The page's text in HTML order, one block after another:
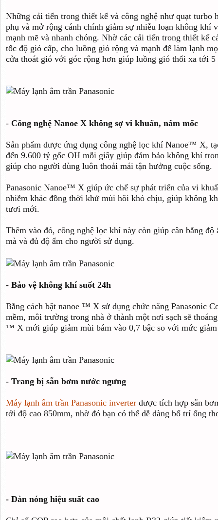
Những cải tiến trong thiết kế và công nghệ như quạt turbo
phụ và mở rộng cánh chính giảm sự nhiễu loạn không khí
mạnh mẽ và nhanh chóng. Nhờ các cải tiến trong thiết kế
tốc độ gió cấp, cho luồng gió rộng và mạnh để làm lạnh
cửa thoát gió với góc rộng hơn giúp luồng gió thổi xa tới 5
-Công nghệ Nanoe X không sợ vi khuẩn, nấm mốc
Sản phẩm được ứng dụng công nghệ lọc khí Nanoe™ X,
đến 9.600 tỷ gốc OH mỗi giây giúp đảm bảo không khí
giúp cho người dùng luôn thoải mái tận hưởng cuộc sống.
Panasonic Nanoe™ X giúp ức chế sự phát triển của vi
nhiễm khác đồng thời khử mùi hôi khó chịu, giúp không
tươi mới.
Thêm vào đó, công nghệ lọc khí này còn giúp cân bằng
mà và đủ độ ẩm cho người sử dụng.
- Bảo vệ không khí suốt 24h
Bằng cách bật nanoe ™ X sử dụng chức năng Panasonic
mềm, môi trường trong nhà ở thành một nơi sạch sẽ
™ X mới giúp giảm mùi bám vào 0,7 bậc so với mức
- Trang bị sẵn bơm nước ngưng
Máy lạnh âm trần Panasonic inverterđược tích hợp sẵn
tới độ cao 850mm, nhờ đó bạn có thể dễ dàng bố trí ống
- Dàn nóng hiệu suất cao